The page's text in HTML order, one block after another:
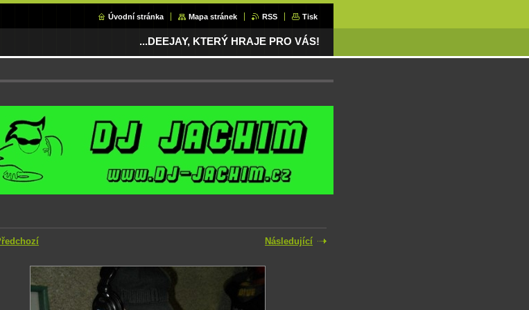
Úvodní stránka Mapa stránek RSS Tisk
...DEEJAY, KTERÝ HRAJE PRO VÁS!
Následující